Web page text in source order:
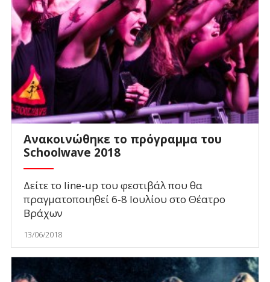
Ανακοινώθηκε το πρόγραμμα του
Schoolwave 2018
Δείτε το line-up του φεστιβάλ που θα
πραγματοποιηθεί 6-8 Ιουλίου στο Θέατρο
Βράχων
13/06/2018